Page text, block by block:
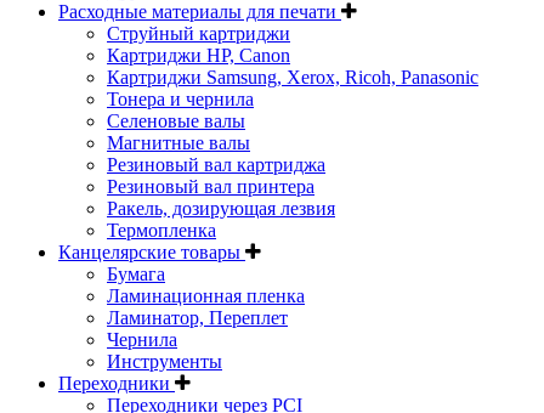
Расходные материалы для печати
Струйный картриджи
Картриджи HP, Canon
Картриджи Samsung, Xerox, Ricoh, Panasonic
Тонера и чернила
Селеновые валы
Магнитные валы
Резиновый вал картриджа
Резиновый вал принтера
Ракель, дозирующая лезвия
Термопленка
Канцелярские товары
Бумага
Ламинационная пленка
Ламинатор, Переплет
Чернила
Инструменты
Переходники
Переходники через PCI